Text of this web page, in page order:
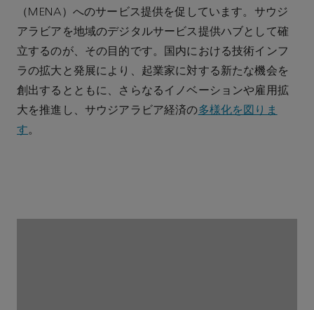
（MENA）へのサービス提供を促しています。サウジ
アラビアを地域のデジタルサービス提供ハブとして確
立するのが、その目的です。国内における技術インフ
ラの拡大と発展により、起業家に対する新たな機会を
創出するとともに、さらなるイノベーションや雇用拡
大を推進し、サウジアラビア経済の多様化を図りま
す。